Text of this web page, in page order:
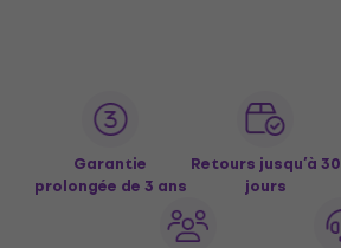
Garantie
prolongée de 3 ans
Retours jusqu’à 30
jours